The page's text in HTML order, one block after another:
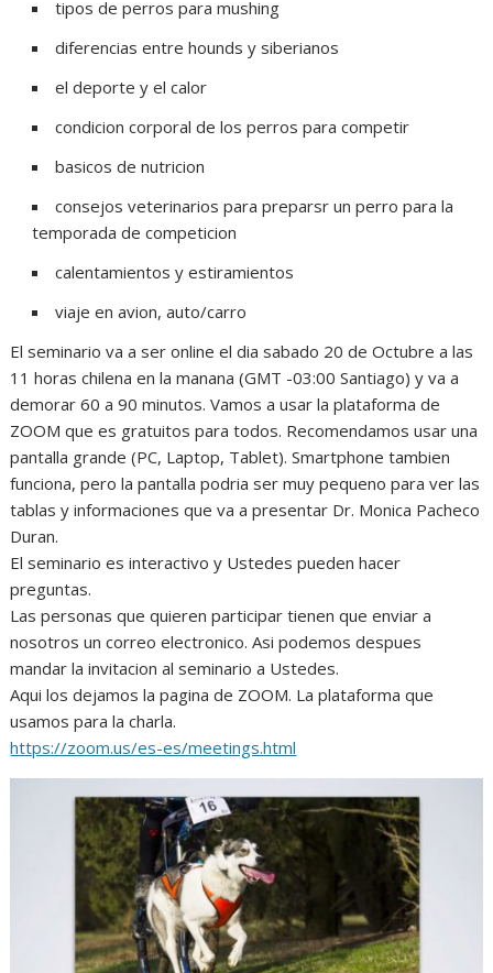
tipos de perros para mushing
diferencias entre hounds y siberianos
el deporte y el calor
condicion corporal de los perros para competir
basicos de nutricion
consejos veterinarios para preparsr un perro para la
temporada de competicion
calentamientos y estiramientos
viaje en avion, auto/carro
El seminario va a ser online el dia sabado 20 de Octubre a las
11 horas chilena en la manana (GMT -03:00 Santiago) y va a
demorar 60 a 90 minutos. Vamos a usar la plataforma de
ZOOM que es gratuitos para todos. Recomendamos usar una
pantalla grande (PC, Laptop, Tablet). Smartphone tambien
funciona, pero la pantalla podria ser muy pequeno para ver las
tablas y informaciones que va a presentar Dr. Monica Pacheco
Duran.
El seminario es interactivo y Ustedes pueden hacer
preguntas.
Las personas que quieren participar tienen que enviar a
nosotros un correo electronico. Asi podemos despues
mandar la invitacion al seminario a Ustedes.
Aqui los dejamos la pagina de ZOOM. La plataforma que
usamos para la charla.
https://zoom.us/es-es/meetings.html